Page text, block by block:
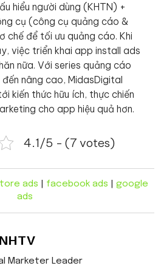
hiểu người dùng (KHTN) +
cụ (công cụ quảng cáo &
chế để tối ưu quảng cáo. Khi
việc triển khai app install ads
nữa. Với series quảng cáo
nâng cao, MidasDigital
kiến thức hữu ích, thực chiến
cho app hiệu quả hơn.
4.1/5 - (7 votes)
ads facebook ads
google
ads
Marketer Leader